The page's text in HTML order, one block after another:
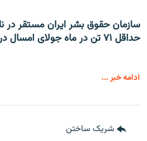
سازمان حقوق بشر ایران مستقر در
حداقل ۷۱ تن در ماه جولای امسال در ایران اعدام شده‌اند.
ادامه خبر ...
شریک ساختن